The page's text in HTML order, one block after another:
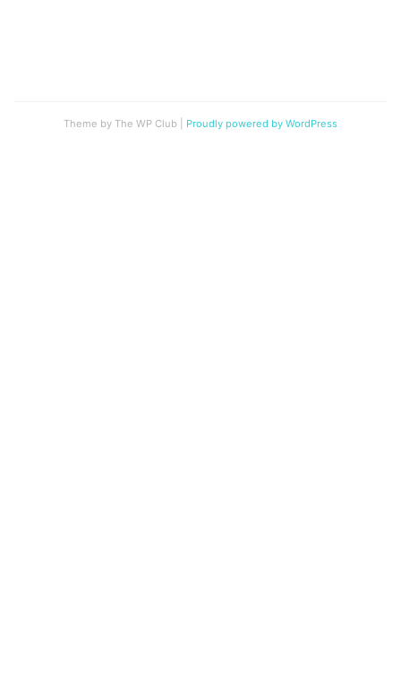
Theme by The WP Club Proudly powered by WordPress